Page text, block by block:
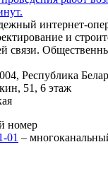
интернет-
и
связи.
Республика
51, 6 этаж
номер
01 –